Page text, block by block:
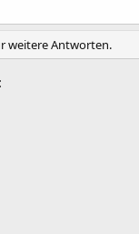
weitere Antworten.